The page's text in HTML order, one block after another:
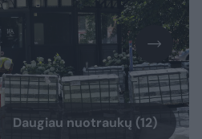
Daugiau nuotraukų (12)